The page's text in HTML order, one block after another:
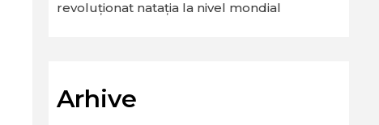
revoluționat natația la nivel mondial
Arhive